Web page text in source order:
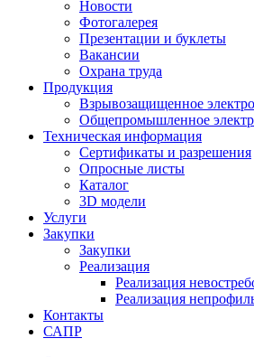
Новости
Фотогалерея
Презентации и буклеты
Вакансии
Охрана труда
Продукция
Взрывозащищенное
Общепромышленное
Техническая информация
Сертификаты и разрешения
Опросные листы
Каталог
3D модели
Услуги
Закупки
Закупки
Реализация
Реализация
Реализация
Контакты
САПР